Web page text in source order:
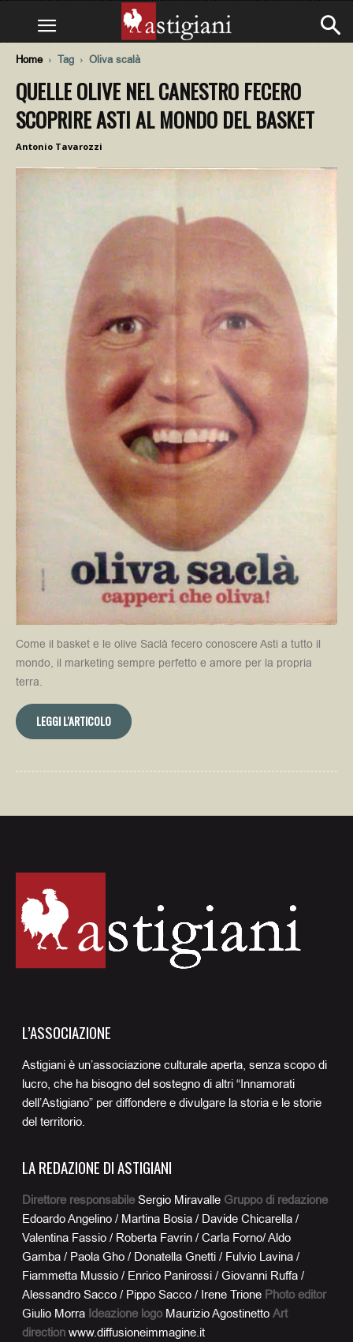
Home Tag Oliva scalà
QUELLE OLIVE NEL CANESTRO FECERO
SCOPRIRE ASTI AL MONDO DEL BASKET
Antonio Tavarozzi
Come il basket e le olive Saclà fecero conoscere Asti a tutto il
mondo, il marketing sempre perfetto e amore per la propria
terra.
LEGGI L'ARTICOLO
L’ASSOCIAZIONE
Astigiani è un’associazione culturale aperta, senza scopo di
lucro, che ha bisogno del sostegno di altri “Innamorati
dell’Astigiano” per diffondere e divulgare la storia e le storie
del territorio.
LA REDAZIONE DI ASTIGIANI
Direttore responsabile Sergio Miravalle Gruppo di redazione
Edoardo Angelino / Martina Bosia / Davide Chicarella /
Valentina Fassio / Roberta Favrin / Carla Forno/ Aldo
Gamba / Paola Gho / Donatella Gnetti / Fulvio Lavina /
Fiammetta Mussio / Enrico Panirossi / Giovanni Ruffa /
Alessandro Sacco / Pippo Sacco / Irene Trione Photo editor
Giulio Morra Ideazione logo Maurizio Agostinetto Art
direction www.diffusioneimmagine.it